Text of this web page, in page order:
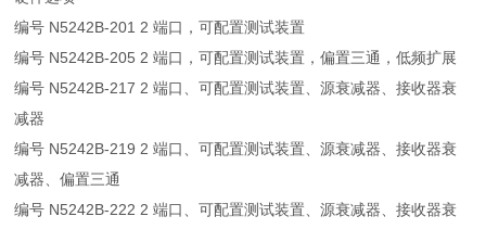
编号 N5242B-201 2 端口，可配置测试装置
编号 N5242B-205 2 端口，可配置测试装置，偏置三通，低频扩展
编号 N5242B-217 2 端口、可配置测试装置、源衰减器、接收器衰
减器
编号 N5242B-219 2 端口、可配置测试装置、源衰减器、接收器衰
减器、偏置三通
编号 N5242B-222 2 端口、可配置测试装置、源衰减器、接收器衰